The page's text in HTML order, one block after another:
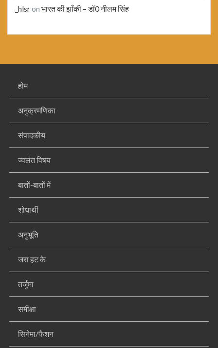
_hlsron भारत की झाँकी – डॉ0 नीलम सिंह
होम
अनुक्रमणिका
संपादकीय
ज्वलंत विषय
बातों-बातों में
शोधार्थी
अनुभूति
जरा हट के
तर्जुमा
समीक्षा
सिनेमा/फैशन